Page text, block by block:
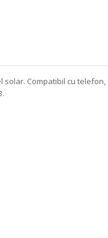
solar. Compatibil cu telefon,